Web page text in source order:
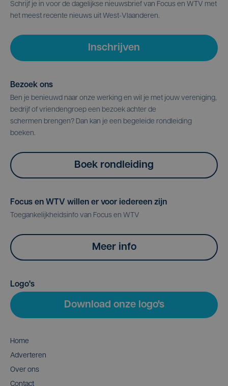
Schrijf je in voor de dagelijkse nieuwsbrief van Focus en WTV met
het meest recente nieuws uit West-Vlaanderen.
Inschrijven
Bezoek ons
Ben je benieuwd naar onze werking en wil je met jouw vereniging,
bedrijf of vriendengroep een bezoek achter de
schermen brengen? Dan kan je een begeleide rondleiding
boeken.
Boek rondleiding
Focus en WTV willen er voor iedereen zijn
Toegankelijkheidsinfo van Focus en WTV
Meer info
Logo's
Download onze logo's
Home
Adverteren
Over ons
Contact